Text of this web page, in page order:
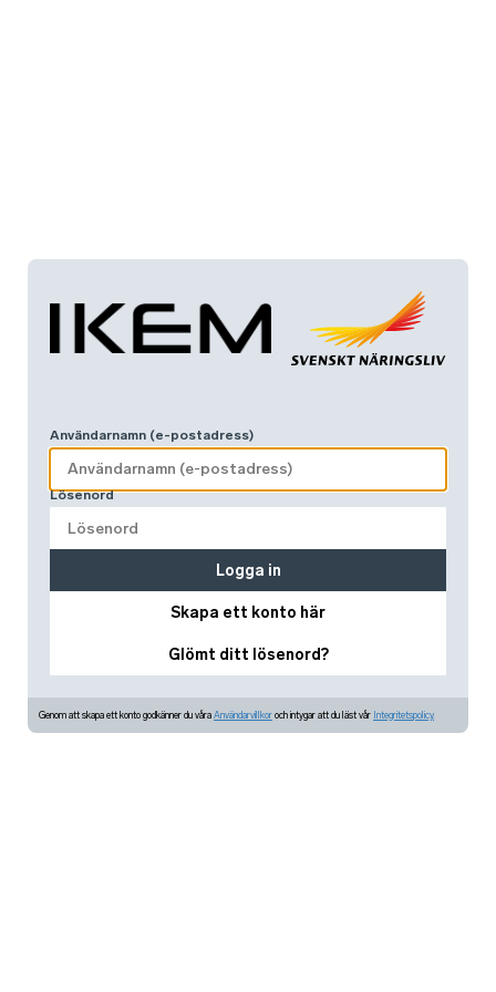
Användarnamn (e-postadress)
Lösenord
Skapa ett konto här
Glömt ditt lösenord?
Logga in
Genom att skapa ett konto godkänner du våra Användarvillkor och intygar att du läst vår Integritetspolicy.